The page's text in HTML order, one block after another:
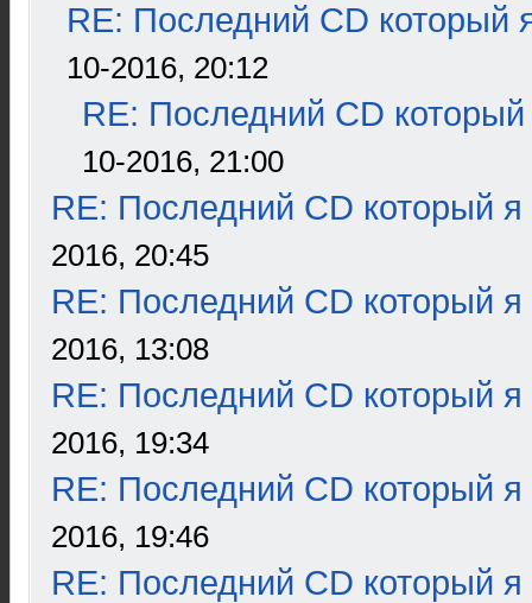
RE: Последний CD который
10-2016, 20:12
RE: Последний CD который
10-2016, 21:00
RE: Последний CD который я
2016, 20:45
RE: Последний CD который я
2016, 13:08
RE: Последний CD который я
2016, 19:34
RE: Последний CD который я
2016, 19:46
RE: Последний CD который я